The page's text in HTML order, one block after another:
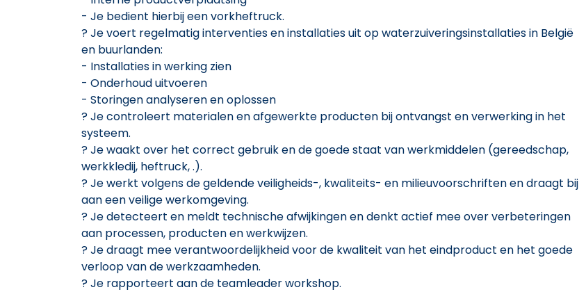
- Je bedient hierbij een vorkheftruck.
? Je voert regelmatig interventies en installaties uit op waterzuiveringsinstallaties in België
en buurlanden:
- Installaties in werking zien
- Onderhoud uitvoeren
- Storingen analyseren en oplossen
? Je controleert materialen en afgewerkte producten bij ontvangst en verwerking in het
systeem.
? Je waakt over het correct gebruik en de goede staat van werkmiddelen (gereedschap,
werkkledij, heftruck, .).
? Je werkt volgens de geldende veiligheids-, kwaliteits- en milieuvoorschriften en draagt bij
aan een veilige werkomgeving.
? Je detecteert en meldt technische afwijkingen en denkt actief mee over verbeteringen
aan processen, producten en werkwijzen.
? Je draagt mee verantwoordelijkheid voor de kwaliteit van het eindproduct en het goede
verloop van de werkzaamheden.
? Je rapporteert aan de teamleader workshop.